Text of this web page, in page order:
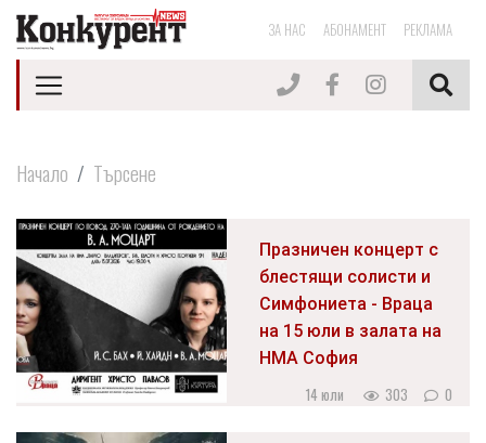
ЗА НАС АБОНАМЕНТ РЕКЛАМА
Начало Търсене
Празничен концерт с
блестящи солисти и
Симфониета - Враца
на 15 юли в залата на
НМА София
14 юли 303 0